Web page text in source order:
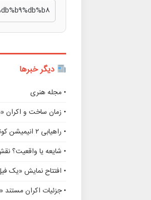
دیگر خبرها
• مجله هنری
• زمان ساخت و اکران «مایکل ۲»
• راهیابی ۲ انیمیشن کوتاه به سی‌امین جشنواره فیلم رود آیلند
• شایعه یا واقعیت؟
• افتتاح نمایش «یک
• جزئیات اکران